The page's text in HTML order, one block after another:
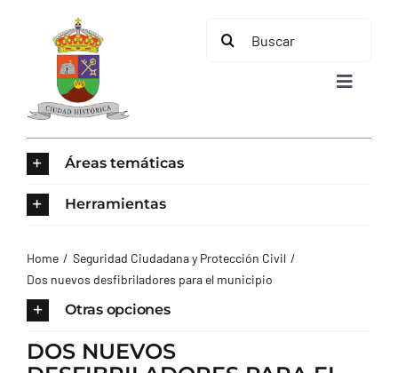
contenido
Buscar:
Toggle
AYUNTAMIENTO
TURISMO
Áreas temáticas
Herramientas
Home
Seguridad Ciudadana y Protección Civil
Dos nuevos desfibriladores para el municipio
Otras opciones
DOS NUEVOS